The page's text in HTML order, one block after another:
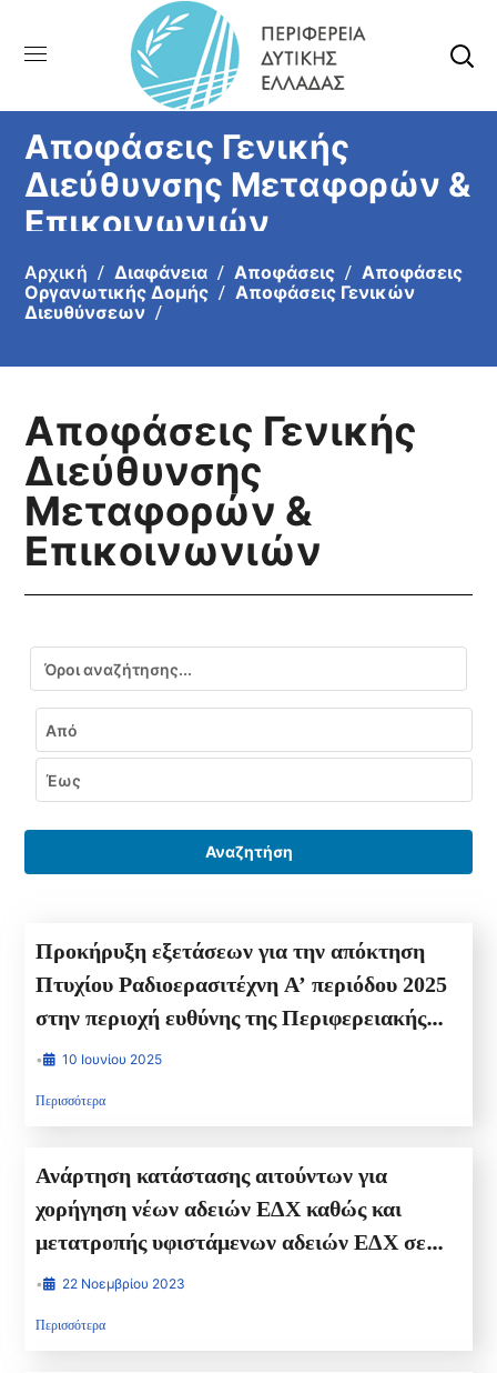
Αποφάσεις Γενικής
Διεύθυνσης Μεταφορών &
Επικοινωνιών
Αρχική Διαφάνεια Αποφάσεις
Αποφάσεις
Οργανωτικής Δομής
Αποφάσεις Γενικών
Διευθύνσεων
Αποφάσεις Γενικής
Διεύθυνσης
Μεταφορών &
Επικοινωνιών
Αναζήτηση
Εύρος ημερομηνιών
Από
Έως
Αναζητήση
Προκήρυξη εξετάσεων για την απόκτηση
Πτυχίου Ραδιοερασιτέχνη Α’ περιόδου 2025
στην περιοχή ευθύνης της Περιφερειακής
Ενότητας Αιτωλ/νίας της Περιφέρειας
• 10 Ιουνίου 2025
Περισσότερα
Ανάρτηση κατάστασης αιτούντων για
χορήγηση νέων αδειών ΕΔΧ καθώς και
μετατροπής υφιστάμενων αδειών ΕΔΧ σε
ΕΔΧ-ΕΙΔΜΙΣΘ της Π.Ε. Ηλείας
• 22 Νοεμβρίου 2023
Περισσότερα